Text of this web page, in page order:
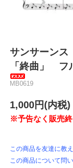
サンサーン
「終曲」 フ
MB0619
1,000円(内税)
※予告なく販売終
この商品を友達に教
この商品について問